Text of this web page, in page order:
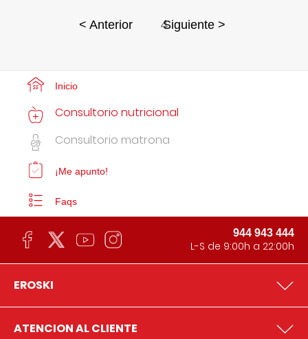
< Anterior 4
Siguiente >
Inicio
Consultorio nutricional
Consultorio matrona
¡Me apunto!
Faqs
944 943 444
L-S de 9:00h a 22:00h
EROSKI
ATENCION AL CLIENTE